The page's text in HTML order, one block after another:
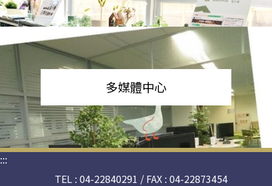
多媒體中心
:::
TEL : 04-22840291 / FAX : 04-22873454